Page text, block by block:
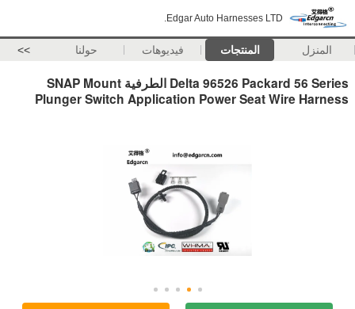
Edgar Auto Harnesses LTD.
المنزل المنتجات فيديوهات حولنا >>
Delta 96526 Packard 56 Series الطرفية SNAP Mount
Plunger Switch Application Power Seat Wire Harness